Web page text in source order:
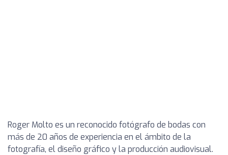
Roger Molto es un reconocido fotógrafo de bodas con
más de 20 años de experiencia en el ámbito de la
fotografía, el diseño gráfico y la producción audiovisual.